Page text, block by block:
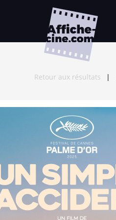
Retour aux résultats |